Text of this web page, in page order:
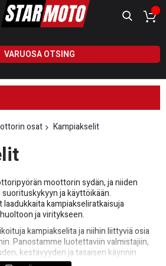
VARUOSA OTSING
osat Kampiakselit
moottorin sydän, ja niiden
ja käyttöikään.
kampiakseliratkaisuja
ja viritykseen.
kampiakselita ja niihin liittyviä osia
Panostamme luotettaviin valmistajiin,
kestävyyden ja tasaisen käynnin